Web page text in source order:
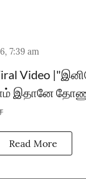
7:39 am
Video
இதானே
Read More